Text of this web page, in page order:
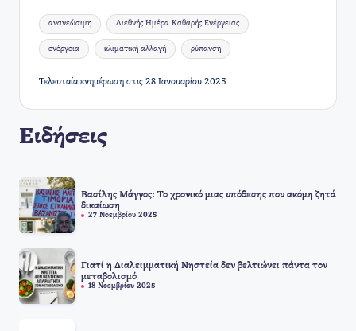
Ετικέτες:
ανανεώσιμη Διεθνής Ημέρα Καθαρής Ενέργειας
ενέργεια κλιματική αλλαγή ρύπανση
Τελευταία ενημέρωση στις 28 Ιανουαρίου 2025
Ειδήσεις
Βασίλης Μάγγος: Το χρονικό μιας υπόθεσης που ακόμη ζητά
δικαίωση
27 Νοεμβρίου 2025
Γιατί η Διαλειμματική Νηστεία δεν βελτιώνει πάντα τον
μεταβολισμό
18 Νοεμβρίου 2025